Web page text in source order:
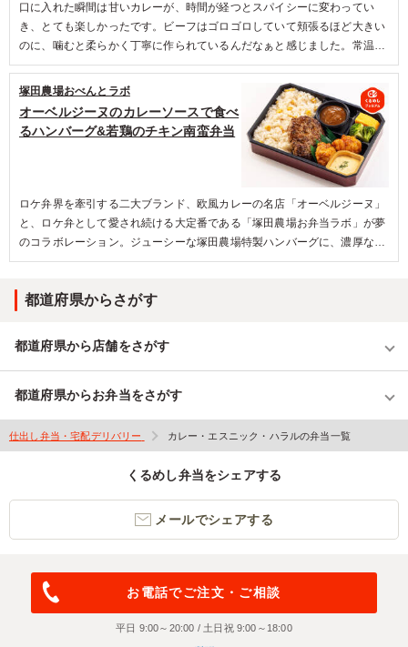
口に入れた瞬間は甘いカレーが、時間が経つとスパイシーに変わってい
き、とても楽しかったです。ビーフはゴロゴロしていて頬張るほど大きい
のに、噛むと柔らかく丁寧に作られているんだなぁと感じました。常温の
カレーがこんなに美味しいのか！と驚きました。
オーベルジーヌのカレーソースで食べ
るハンバーグ&若鶏のチキン南蛮弁当
塚田農場おべんとラボ
ロケ弁界を牽引する二大ブランド、欧風カレーの名店「オーベルジーヌ」
と、ロケ弁として愛され続ける大定番である「塚田農場お弁当ラボ」が夢
のコラボレーション。ジューシーな塚田農場特製ハンバーグに、濃厚なが
らも後味は軽やかなオーベルジーヌの特製カレーソースをたっぷりとかけ
で、ロケ・会議・接待など幅広いシーンにぴったりです。
都道府県からさがす
都道府県から店舗をさがす
都道府県からお弁当をさがす
仕出し弁当・宅配デリバリー カレー・エスニック・ハラルの弁当一覧
くるめし弁当をシェアする
メールでシェアする
お電話でご注文・ご相談
平日 9:00～20:00 / 土日祝 9:00～18:00